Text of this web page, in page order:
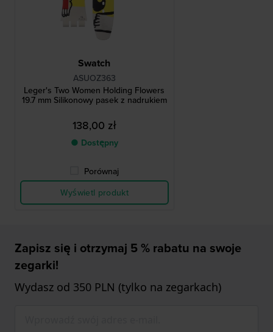
Swatch
ASUOZ363
Leger's Two Women Holding Flowers
19.7 mm Silikonowy pasek z nadrukiem
138,00 zł
● Dostępny
Porównaj
Wyświetl produkt
Zapisz się i otrzymaj 5 % rabatu na swoje
zegarki!
Wydasz od 350 PLN (tylko na zegarkach)